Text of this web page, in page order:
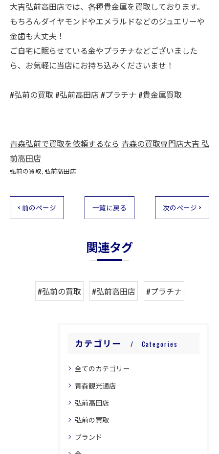
大吉弘前高田店では、各種貴金属を買取しております。
もちろんダイヤモンドやエメラルドなどのジュエリーや
金歯も大丈夫！
ご自宅に眠らせている金やプラチナなどございました
ら、お気軽に当店にお持ち込みくださいませ！
#弘前の買取 #弘前高田店 #プラチナ #貴金属買取
青森弘前で買取を依頼するなら 青森の買取専門店大吉 弘
前高田店
弘前の買取 弘前高田店
< 前のページ 一覧に戻る 次のページ >
関連タグ
#弘前の買取 #弘前高田店 #プラチナ
カテゴリー Categories
全てのカテゴリー
青森観光通店
弘前高田店
弘前の買取
ブランド